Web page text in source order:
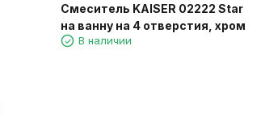
Смеситель KAISER 02222 Star
на ванну на 4 отверстия, хром
В наличии